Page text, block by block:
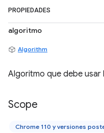
PROPIEDADES
algoritmo
Algorithm
Algoritmo que debe usar
Scope
Chrome 110 y versiones